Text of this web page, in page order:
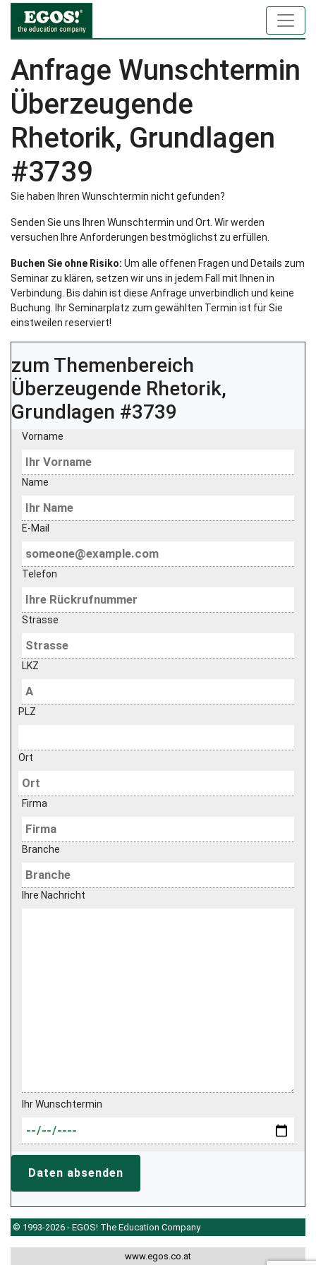
Anfrage Wunschtermin
Überzeugende
Rhetorik, Grundlagen
#3739
Sie haben Ihren Wunschtermin nicht gefunden?
Senden Sie uns Ihren Wunschtermin und Ort. Wir werden
versuchen Ihre Anforderungen bestmöglichst zu erfüllen.
Buchen Sie ohne Risiko: Um alle offenen Fragen und Details zum
Seminar zu klären, setzen wir uns in jedem Fall mit Ihnen in
Verbindung. Bis dahin ist diese Anfrage unverbindlich und keine
Buchung. Ihr Seminarplatz zum gewählten Termin ist für Sie
einstweilen reserviert!
zum Themenbereich
Überzeugende Rhetorik,
Grundlagen #3739
Vorname
Name
E-Mail
Telefon
Strasse
LKZ
PLZ
Ort
Firma
Branche
Ihre Nachricht
Ihr Wunschtermin
Daten absenden
© 1993-2026 - EGOS! The Education Company
www.egos.co.at